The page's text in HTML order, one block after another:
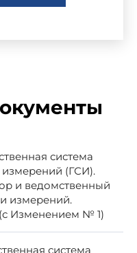
Госстроя СССР
комитета
от 17.10.84 N
система
измерений (ГСИ).
и ведомственный
измерений.
Изменением № 1)
система